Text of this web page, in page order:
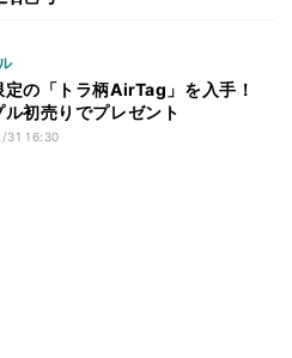
定の「トラ柄AirTag」を入手！
ル初売りでプレゼント
31 16:30